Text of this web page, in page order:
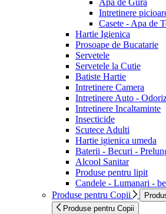
Apa de Gura
Intretinere
Casete - Apa de
Hartie Igienica
Prosoape de Bucatarie
Servetele
Servetele la Cutie
Batiste Hartie
Intretinere Camera
Intretinere Auto -
Intretinere Incaltaminte
Insecticide
Scutece Adulti
Hartie igienica umeda
Baterii - Becuri -
Alcool Sanitar
Produse pentru lipit
Candele - Lumanari -
Produse pentru Copii
Produse pentru Copii